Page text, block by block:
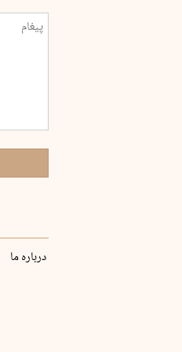
درباره ما